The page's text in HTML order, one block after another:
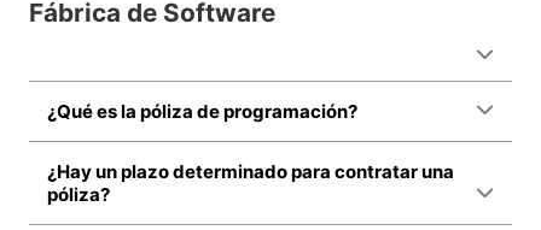
Fábrica de Software
¿Qué es la póliza de programación?
¿Hay un plazo determinado para contratar una
póliza?